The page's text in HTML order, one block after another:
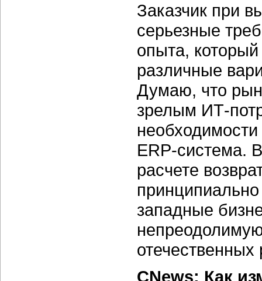
Заказчик при
серьезные
опыта,
различные
Думаю, что
зрелым ИТ-
ERP-система.
расчете
западные
отечественных
CNews: Как